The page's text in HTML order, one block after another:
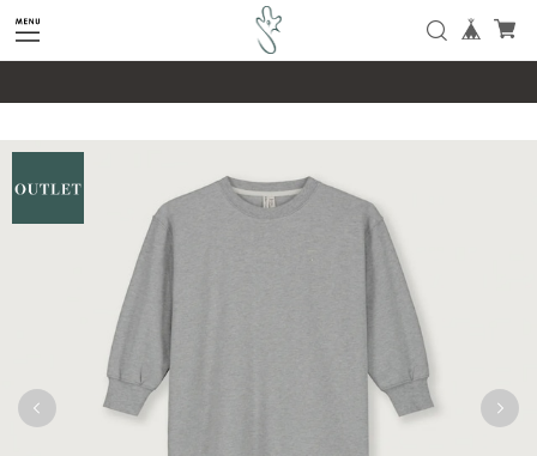
google-site-verification=SHQu5n4yz7-
tPsbAaiX89DBKMypZL6raQx7JsECLt-4